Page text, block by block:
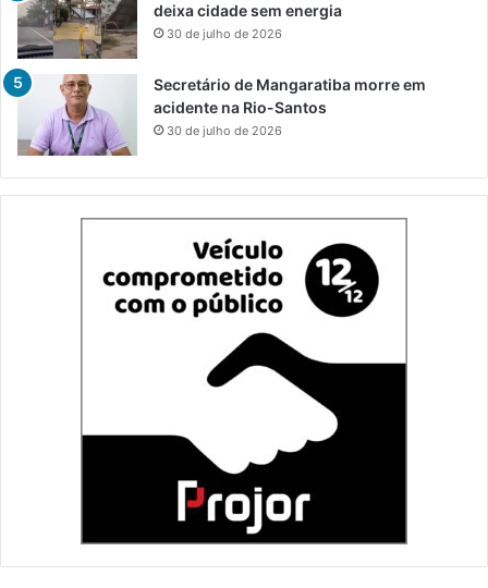
deixa cidade sem energia
30 de julho de 2026
Secretário de Mangaratiba morre em
acidente na Rio-Santos
30 de julho de 2026